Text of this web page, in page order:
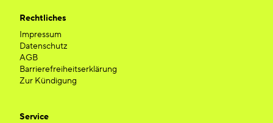
Rechtliches
Impressum
Datenschutz
AGB
Barrierefreiheitserklärung
Zur Kündigung
Service